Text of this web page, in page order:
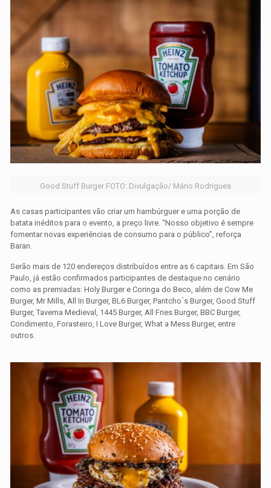
Good Stuff Burger FOTO: Divulgação/ Mário Rodrigues
As casas participantes vão criar um hambúrguer e uma porção de
batata inéditos para o evento, a preço livre. “Nosso objetivo é sempre
fomentar novas experiências de consumo para o público”, reforça
Baran.
Serão mais de 120 endereços distribuídos entre as 6 capitais. Em São
Paulo, já estão confirmados participantes de destaque no cenário
como as premiadas: Holy Burger e Coringa do Beco, além de Cow Me
Burger, Mr Mills, All In Burger, BL6 Burger, Pantcho´s Burger, Good Stuff
Burger, Taverna Medieval, 1445 Burger, All Fries Burger, BBC Burger,
Condimento, Forasteiro, I Love Burger, What a Mess Burger, entre
outros.